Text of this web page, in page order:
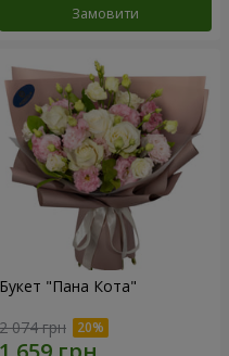
Замовити
Букет "Пана Кота"
2 074 грн